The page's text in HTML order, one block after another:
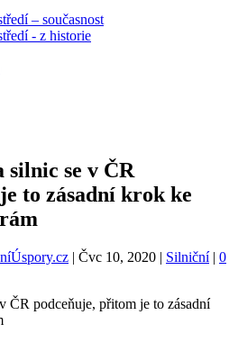
– současnost
​- z historie
se v ČR
to zásadní krok ke
| Čvc 10, 2020 | Silniční| 0